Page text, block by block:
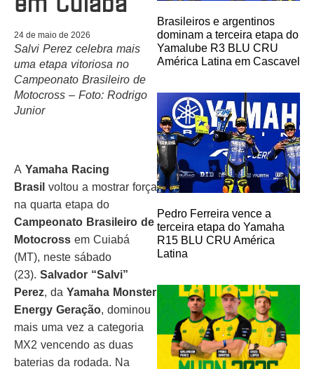
24 de maio de 2026
Salvi Perez celebra mais
uma etapa vitoriosa no
Campeonato Brasileiro de
Motocross – Foto: Rodrigo
Junior
A Yamaha Racing
Brasil voltou a mostrar força
na quarta etapa do
Campeonato Brasileiro de
Motocross em Cuiabá
(MT), neste sábado
(23). Salvador “Salvi”
Perez, da Yamaha Monster
Energy Geração, dominou
mais uma vez a categoria
MX2 vencendo as duas
baterias da rodada. Na
Brasileiros e argentinos
dominam a terceira etapa do
Yamalube R3 BLU CRU
América Latina em Cascavel
Pedro Ferreira vence a
terceira etapa do Yamaha
R15 BLU CRU América
Latina